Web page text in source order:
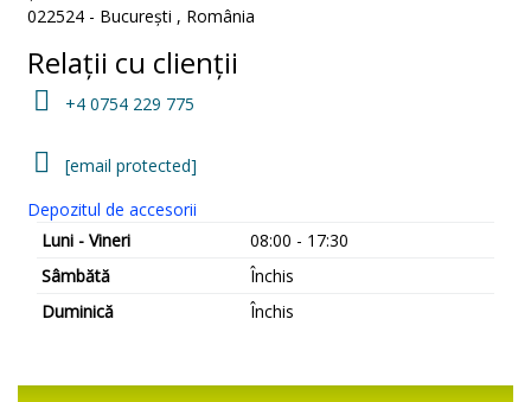
022524 - București , România
Relații cu clienții
+4 0754 229 775
[email protected]
Depozitul de accesorii
Luni - Vineri
08:00 - 17:30
Sâmbătă
Închis
Duminică
Închis